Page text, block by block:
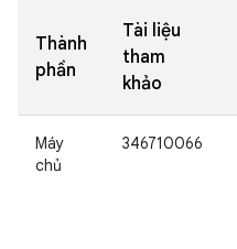
Thành
phần
Tài liệu
tham
khảo
Máy
chủ
346710066